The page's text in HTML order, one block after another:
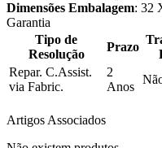
Dimensões Embalagem: 32
Garantia
Tipo de
Resolução
Prazo
Repar. C.Assist.
via Fabric.
2
Anos
Artigos Associados